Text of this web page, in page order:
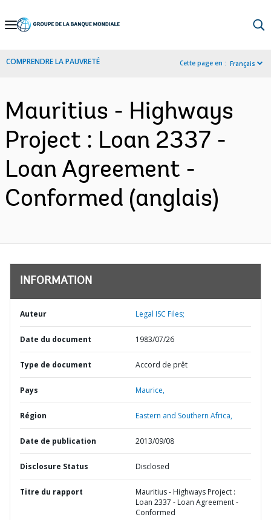
Skip
Navigation
COMPRENDRE LA PAUVRETÉ Cette page en : Français
Mauritius - Highways
Project : Loan 2337 -
Loan Agreement -
Conformed (anglais)
INFORMATION
Auteur Legal ISC Files;
Date du document 1983/07/26
Type de document Accord de prêt
Pays Maurice,
Région Eastern and Southern Africa,
Date de publication 2013/09/08
Disclosure Status Disclosed
Titre du rapport
Mauritius - Highways Project :
Loan 2337 - Loan Agreement -
Conformed